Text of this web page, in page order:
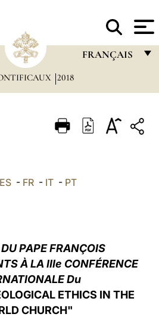
FRANÇAIS
ITALIANO
中文
2018
ES- FR- IT- PT
PAPE FRANÇOIS
À LA IIIe CONFÉRENCE
Du
ETHICS IN THE
CHURCH"